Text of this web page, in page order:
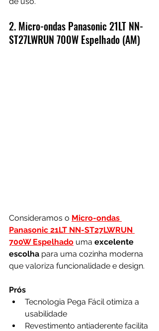
2. Micro-ondas Panasonic 21LT NN-
ST27LWRUN 700W Espelhado (AM)
Consideramos o Micro-ondas
Panasonic 21LT NN-ST27LWRUN
700W Espelhado uma excelente
escolha para uma cozinha moderna
que valoriza funcionalidade e design.
Prós
Tecnologia Pega Fácil otimiza a
usabilidade
Revestimento antiaderente facilita